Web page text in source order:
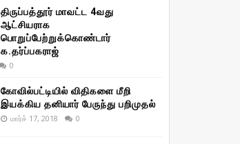
திருப்பத்தூர் மாவட்ட 4வது
ஆட்சியராக
பொறுப்பேற்றுக்கொண்டார்
க.தர்ப்பகராஜ்
0
கோவில்பட்டியில் விதிகளை மீறி
இயக்கிய தனியார் பேருந்து பறிமுதல்
மார்ச் 17, 2018 0